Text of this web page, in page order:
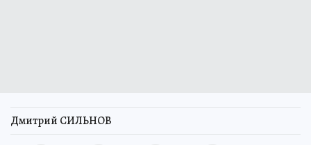
Дмитрий СИЛЬНОВ